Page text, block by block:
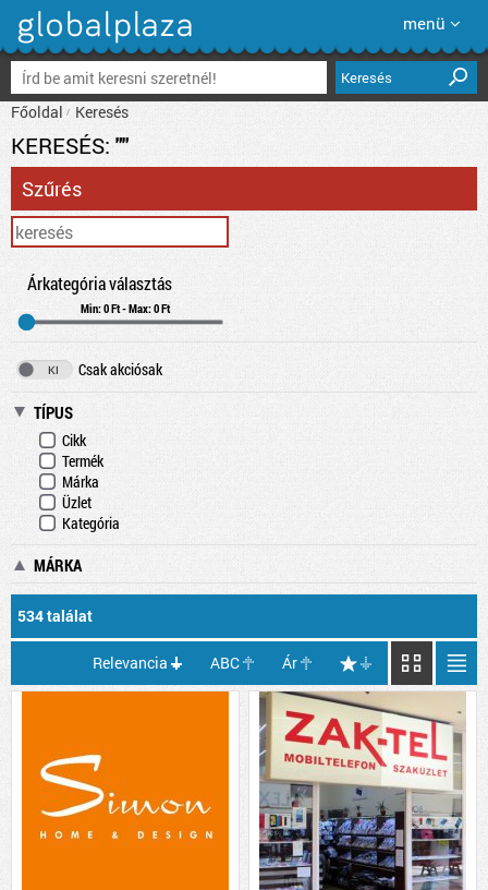
menü
Keresés
Főoldal Keresés
KERESÉS: ""
Szűrés
Árkategória választás
Min: 0 Ft - Max: 0 Ft
Csak akciósak
TÍPUS
Cikk
Termék
Márka
Üzlet
Kategória
MÁRKA
534 találat
Relevancia ABC Ár